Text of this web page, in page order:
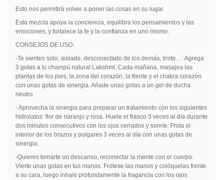
Esto nos permitirá volver a poner las cosas en su lugar.
Esta mezcla apoya la conciencia, equilibra los pensamientos y las
emociones, y fortalece la fe y la confianza en uno mismo.
CONSEJOS DE USO:
-Te sientes solo, aislado, desconectado de los demás, triste…: Agrega
3 gotas a tu champú natural Lakshmi. Cada mañana, masajea las
plantas de los pies, la zona del corazón, la frente y el chakra corazón
con unas gotas de sinergia. Añade unas gotas a un gel de ducha
neutro.
- Aprovecha la sinergia para preparar un tratamiento con los siguientes
hidrolatos: flor de naranjo y rosa. Huele el frasco 3 veces al día durante
dos minutos consecutivos con los ojos cerrados y sonríe. Frota el
interior de los brazos y pulgares 3 veces al día con unas gotas de
sinergia.
-Quieres tomarte un descanso, reconectar la mente con el cuerpo:
Vierte unas gotas en tus manos. Frótese las manos y colóquelas frente
a su cara, luego inhale profundamente la fragancia con los ojos